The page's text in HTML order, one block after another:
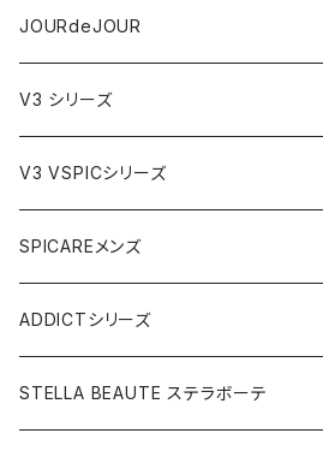
テラヘルツかっさデュアルカーブ
ビューティフェイススティック・リン
VSPIC C グロウミスト
VSPICサンセラム
レーザー&EMSリフトブラシPRO2.0
V3 Ｖスピック ブライトデリバリーC
JOURdeJOURセット
JOURdeJOUR＆テラヘルツかっさセット
JOURdeJOUR＆美顔器セット
紫外線対策セット
V3ベースメイクセット
紫外線対策&抗酸化サプリ
JOURdeJOUR
メディテーションゲル32
VEGANクレンジング
JOURdeJOURセット
メディテーションゲル2本セット
メディテーションゲル&クレンジングセット
リップアディクトセット
V3 シリーズ
ルカドクリーム
V3エキサイティングファンデーション
レフィル
V3シャイニングファンデーション
レフィル
V3ブリリアントファンデーション
V3 VSPICシリーズ
Cサンセラム
VC美容液
Ｃグロウミスト
SPICAREメンズ
スターターセット
VMファンデーション
ADDICTシリーズ
ラッシュアディクト
STELLA BEAUTE ステラボーテ